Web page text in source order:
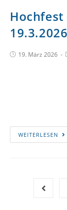
Hochfest
19.3.2026
19. März 2026
WEITERLESEN